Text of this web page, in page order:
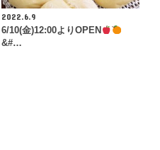
2022.6.9
6/10(金)12:00よりOPEN
&#…